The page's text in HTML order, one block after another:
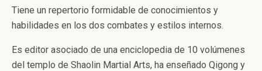
Tiene un repertorio formidable de conocimientos y
habilidades en los dos combates y estilos internos.
Es editor asociado de una enciclopedia de 10 volúmenes
del templo de Shaolin Martial Arts, ha enseñado Qigong y